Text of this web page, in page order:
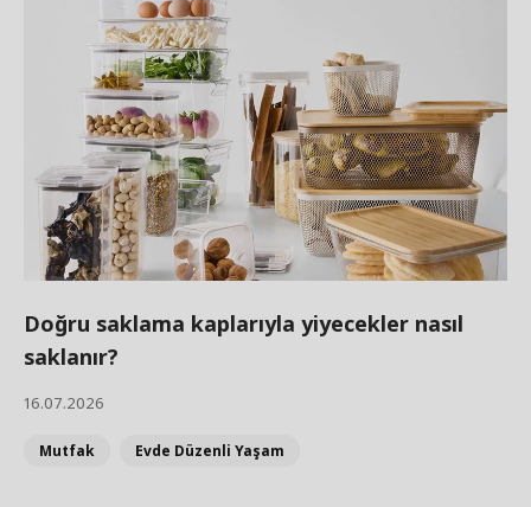
Doğru saklama kaplarıyla yiyecekler nasıl
saklanır?
16.07.2026
Mutfak Evde Düzenli Yaşam